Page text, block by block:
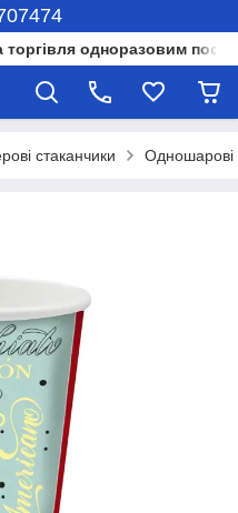
одноразовим
стаканчики Одношарові